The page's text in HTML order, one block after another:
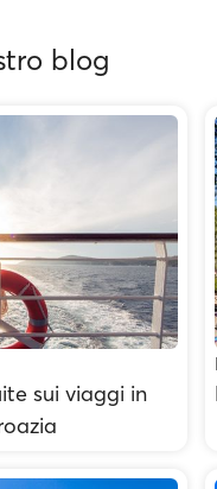
blog
sui viaggi in